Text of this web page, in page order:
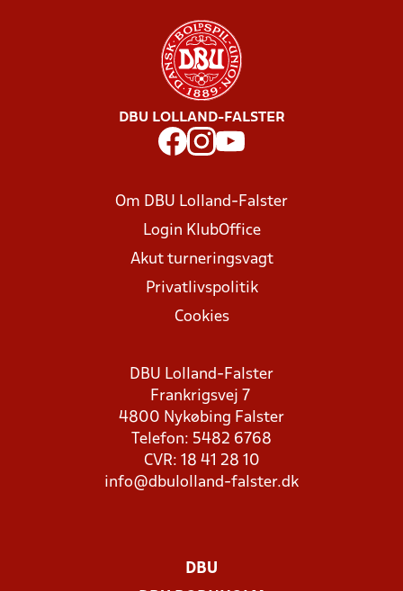
DBU LOLLAND-FALSTER
Om DBU Lolland-Falster
Login KlubOffice
Akut turneringsvagt
Privatlivspolitik
Cookies
DBU Lolland-Falster
Frankrigsvej 7
4800 Nykøbing Falster
Telefon: 5482 6768
CVR: 18 41 28 10
info@dbulolland-falster.dk
DBU